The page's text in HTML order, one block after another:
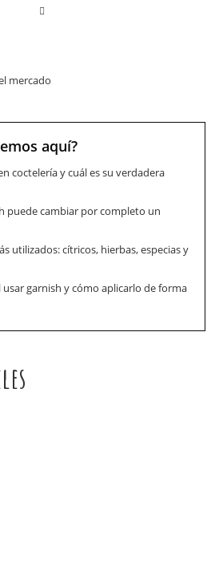
mercado
aquí?
coctelería y cuál es su verdadera
puede cambiar por completo un
utilizados: cítricos, hierbas, especias y
usar garnish y cómo aplicarlo de forma